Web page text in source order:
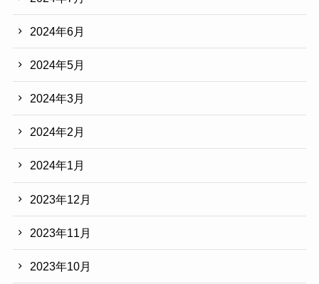
2024年6月
2024年5月
2024年3月
2024年2月
2024年1月
2023年12月
2023年11月
2023年10月